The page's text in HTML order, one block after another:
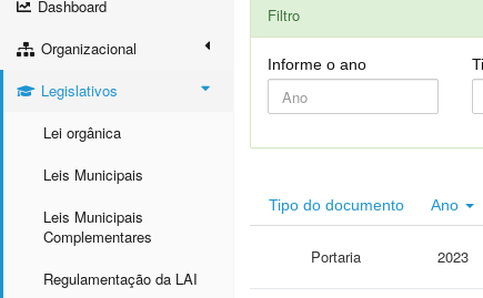
Dashboard
Organizacional
Legislativos
Lei orgânica
Leis Municipais
Leis Municipais
Complementares
Regulamentação da LAI
Filtro
Informe o ano
Tipo do documento Ano
Portaria 2023